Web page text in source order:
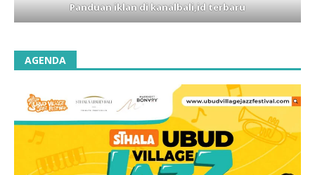
Panduan iklan di kanalbali,id terbaru
AGENDA